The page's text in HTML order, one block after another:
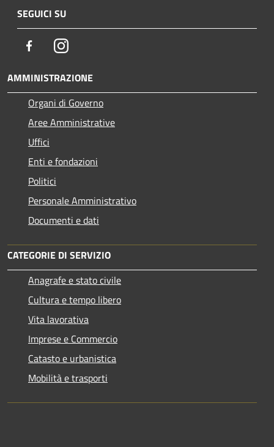
SEGUICI SU
FacebookInstagram
AMMINISTRAZIONE
Organi di Governo
Aree Amministrative
Uffici
Enti e fondazioni
Politici
Personale Amministrativo
Documenti e dati
CATEGORIE DI SERVIZIO
Anagrafe e stato civile
Cultura e tempo libero
Vita lavorativa
Imprese e Commercio
Catasto e urbanistica
Mobilità e trasporti